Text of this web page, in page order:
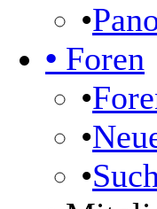
•
• Foren
•
•
•